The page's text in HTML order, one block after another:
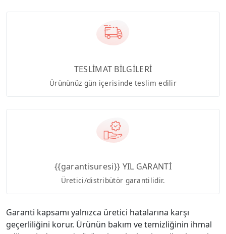
TESLİMAT BİLGİLERİ
Ürününüz gün içerisinde teslim edilir
{{garantisuresi}} YIL GARANTİ
Üretici/distribütör garantilidir.
Garanti kapsamı yalnızca üretici hatalarına karşı
geçerliliğini korur. Ürünün bakım ve temizliğinin ihmal